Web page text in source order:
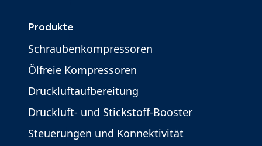
Produkte
Schraubenkompressoren
Ölfreie Kompressoren
Druckluftaufbereitung
Druckluft- und Stickstoff-Booster
Steuerungen und Konnektivität